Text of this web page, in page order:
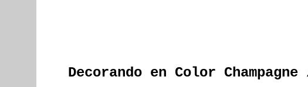
Decorando en Color Champagne